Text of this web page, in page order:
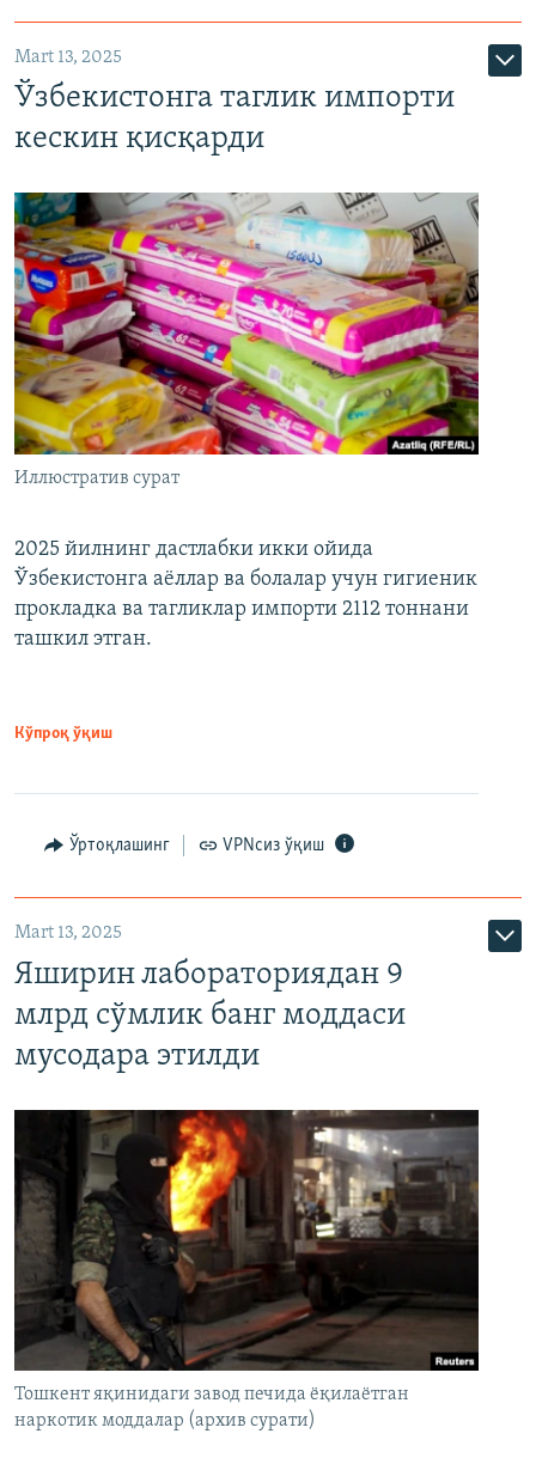
Mart 13, 2025
Ўзбекистонга таглик импорти
кескин қисқарди
Иллюстратив сурат
2025 йилнинг дастлабки икки ойида
Ўзбекистонга аёллар ва болалар учун гигиеник
прокладка ва тагликлар импорти 2112 тоннани
ташкил этган.
Кўпроқ ўқиш
Ўртоқлашинг VPNсиз ўқиш
Mart 13, 2025
Яширин лабораториядан 9
млрд сўмлик банг моддаси
мусодара этилди
Тошкент яқинидаги завод печида ёқилаётган
наркотик моддалар (архив сурати)